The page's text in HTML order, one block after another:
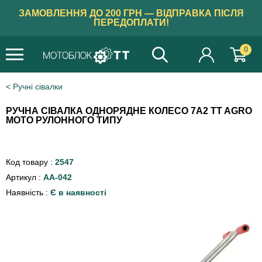
ЗАМОВЛЕННЯ ДО 200 ГРН — ВІДПРАВКА ПІСЛЯ
ПЕРЕДОПЛАТИ!
0
Ручні сівалки
РУЧНА СІВАЛКА ОДНОРЯДНЕ КОЛЕСО 7A2 TT AGRO
MOTO РУЛОННОГО ТИПУ
Код товару : 2547
Артикул : AA-042
Наявність : Є в наявності